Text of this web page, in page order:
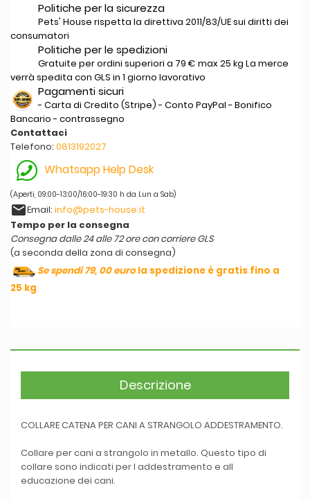
Politiche per la sicurezza
Pets' House rispetta la direttiva 2011/83/UE sui diritti dei
consumatori
Politiche per le spedizioni
Gratuite per ordini superiori a 79 € max 25 kg La merce
verrà spedita con GLS in 1 giorno lavorativo
Pagamenti sicuri
- Carta di Credito (Stripe) - Conto PayPal - Bonifico
Bancario - contrassegno
Contattaci
Telefono: 0813192027
Whatsapp Help Desk
(Aperti, 09:00-13:00/16:00-19:30 h da Lun a Sab)
emailEmail: info@pets-house.it
Tempo per la consegna
Consegna dalle 24 alle 72 ore con corriere GLS
(a seconda della zona di consegna)
Se spendi 79, 00 eurola spedizione è gratis fino a
25 kg
Descrizione
COLLARE CATENA PER CANI A STRANGOLO ADDESTRAMENTO.
Collare per cani a strangolo in metallo. Questo tipo di
collare sono indicati per l addestramento e all
educazione dei cani.